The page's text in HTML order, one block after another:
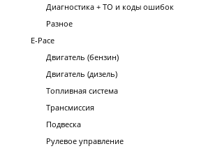
Диагностика + ТО и коды ошибок
Разное
E-Pace
Двигатель (бензин)
Двигатель (дизель)
Топливная система
Трансмиссия
Подвеска
Рулевое управление